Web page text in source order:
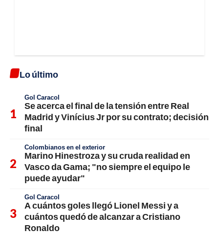
Lo último
Gol Caracol
Se acerca el final de la tensión entre Real
Madrid y Vinícius Jr por su contrato; decisión
final
Colombianos en el exterior
Marino Hinestroza y su cruda realidad en
Vasco da Gama; "no siempre el equipo le
puede ayudar"
Gol Caracol
A cuántos goles llegó Lionel Messi y a
cuántos quedó de alcanzar a Cristiano
Ronaldo